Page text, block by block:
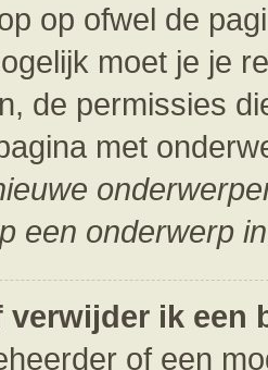
op ofwel de
moet je je
de permissies
met
een onderwerp
verwijder ik een
of een